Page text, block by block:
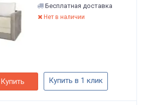
Бесплатная доставка
Нет в наличии
Купить Купить в 1 клик